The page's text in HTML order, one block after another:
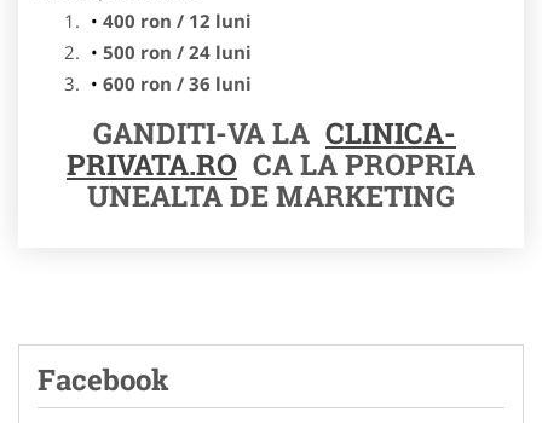
400 ron / 12 luni
500 ron / 24 luni
600 ron / 36 luni
GANDITI-VA LA CLINICA-
PRIVATA.RO CA LA PROPRIA
UNEALTA DE MARKETING
Facebook